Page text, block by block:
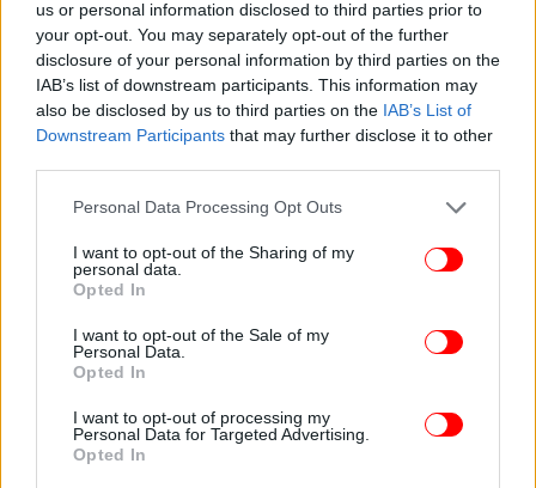
us or personal information disclosed to third parties prior to
your opt-out. You may separately opt-out of the further
disclosure of your personal information by third parties on the
IAB’s list of downstream participants. This information may
also be disclosed by us to third parties on the IAB’s List of
Downstream Participants that may further disclose it to other
Please note that this website/app uses one or more Google
not limited to your visit or usage behaviour. You may click to
grant or deny consent to Google and its third-party tags to
use your data for below specified purposes in below Google
consent section.
Personal Data Processing Opt Outs
I want to opt-out of the Sharing of my
personal data.
Opted In
I want to opt-out of the Sale of my
Personal Data.
Opted In
I want to opt-out of processing my
Personal Data for Targeted Advertising.
Opted In
Το νερό από τις βραστές πατάτες κάνει καλή
δουλειά και στον κήπο, ειδικά αν αντιμετωπίζετε
πρόβλημα με ζιζάνια. Όταν είναι χλιαρό, αρκεί να
το ρίξετε απευθείας πάνω στα ζιζάνια για να τα
ξεφορτωθείτε. Σε κάθε περίπτωση, λειτουργεί και
σαν ήπιο φυσικό λίπασμα.